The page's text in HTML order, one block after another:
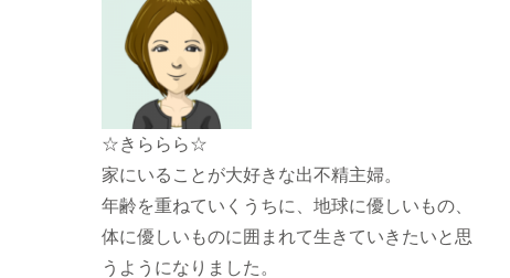
☆きららら☆
家にいることが大好きな出不精主婦。
年齢を重ねていくうちに、地球に優しいもの、
体に優しいものに囲まれて生きていきたいと思
うようになりました。